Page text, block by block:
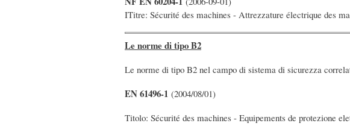
ITitre: Sécurité des machines - Attrezzature électrique des
Le norme di tipo B2
Le norme di tipo B2 nel campo di sistema di sicurezza
EN 61496-1 (2004/08/01)
Titolo: Sécurité des machines - Equipements de protezione